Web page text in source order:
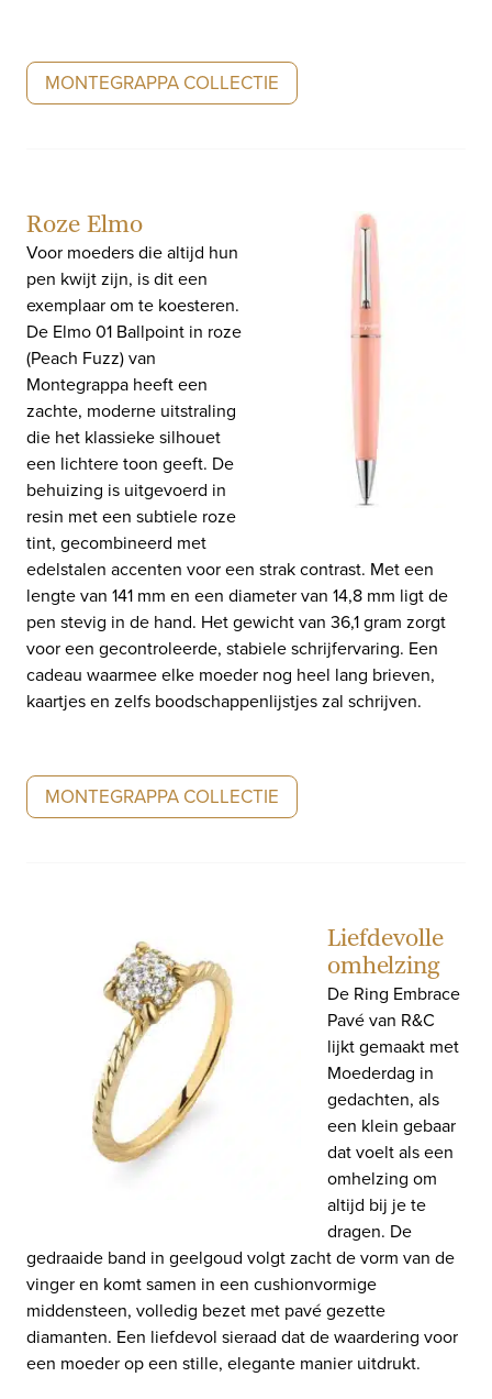
MONTEGRAPPA COLLECTIE
Roze Elmo
Voor moeders die altijd hun
pen kwijt zijn, is dit een
exemplaar om te koesteren.
De Elmo 01 Ballpoint in roze
(Peach Fuzz) van
Montegrappa heeft een
zachte, moderne uitstraling
die het klassieke silhouet
een lichtere toon geeft. De
behuizing is uitgevoerd in
resin met een subtiele roze
tint, gecombineerd met
edelstalen accenten voor een strak contrast. Met een
lengte van 141 mm en een diameter van 14,8 mm ligt de
pen stevig in de hand. Het gewicht van 36,1 gram zorgt
voor een gecontroleerde, stabiele schrijfervaring. Een
cadeau waarmee elke moeder nog heel lang brieven,
kaartjes en zelfs boodschappenlijstjes zal schrijven.
MONTEGRAPPA COLLECTIE
Liefdevolle
omhelzing
De Ring Embrace
Pavé van R&C
lijkt gemaakt met
Moederdag in
gedachten, als
een klein gebaar
dat voelt als een
omhelzing om
altijd bij je te
dragen. De
gedraaide band in geelgoud volgt zacht de vorm van de
vinger en komt samen in een cushionvormige
middensteen, volledig bezet met pavé gezette
diamanten. Een liefdevol sieraad dat de waardering voor
een moeder op een stille, elegante manier uitdrukt.